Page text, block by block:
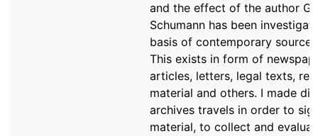
and the effect of the author
Schumann has been
basis of contemporary source
This exists in form of
articles, letters, legal texts,
material and others. I made
archives travels in order to
material, to collect and